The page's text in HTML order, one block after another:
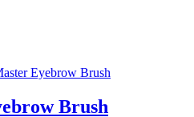
Brush